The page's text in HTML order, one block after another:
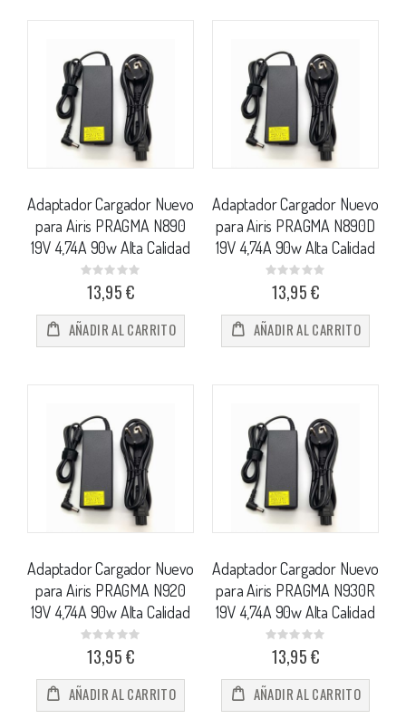
Adaptador Cargador Nuevo
para Airis PRAGMA N890
19V 4,74A 90w Alta Calidad
Rating:
0%13,95 €
AÑADIR AL CARRITO
Adaptador Cargador Nuevo
para Airis PRAGMA N890D
19V 4,74A 90w Alta Calidad
Rating:
0%13,95 €
AÑADIR AL CARRITO
Adaptador Cargador Nuevo
para Airis PRAGMA N920
19V 4,74A 90w Alta Calidad
Rating:
0%13,95 €
AÑADIR AL CARRITO
Adaptador Cargador Nuevo
para Airis PRAGMA N930R
19V 4,74A 90w Alta Calidad
Rating:
0%13,95 €
AÑADIR AL CARRITO